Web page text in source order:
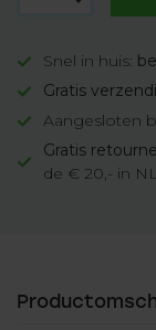
Snel in huis:
Gratis
Aangesloten
Gratis
de € 20,- in